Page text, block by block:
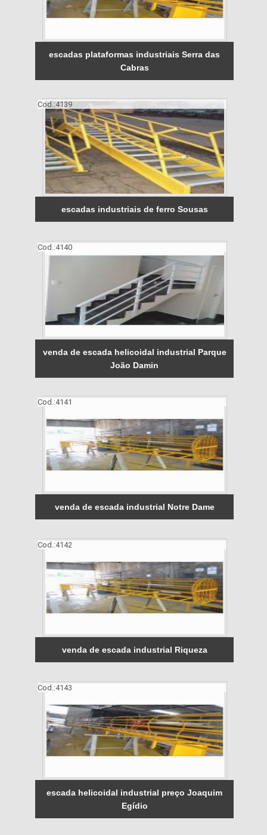
escadas plataformas industriais Serra das
Cabras
Cod.:4139
escadas industriais de ferro Sousas
Cod.:4140
venda de escada helicoidal industrial Parque
João Damin
Cod.:4141
venda de escada industrial Notre Dame
Cod.:4142
venda de escada industrial Riqueza
Cod.:4143
escada helicoidal industrial preço Joaquim
Egídio